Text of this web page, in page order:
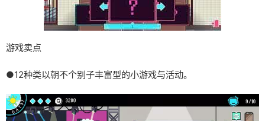
游戏卖点
●12种类以朝不个别子丰富型的小游戏与活动。